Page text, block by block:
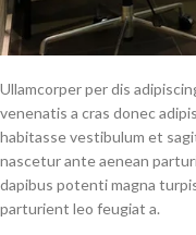
Ullamcorper per dis
venenatis a cras donec
habitasse vestibulum et
nascetur ante aenean
dapibus potenti magna
parturient leo feugiat a.